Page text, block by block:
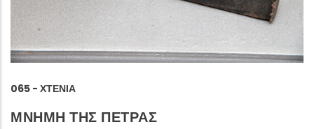
065 - ΧΤΕΝΙΆ
ΜΝΗΜΗ ΤΗΣ ΠΕΤΡΑΣ